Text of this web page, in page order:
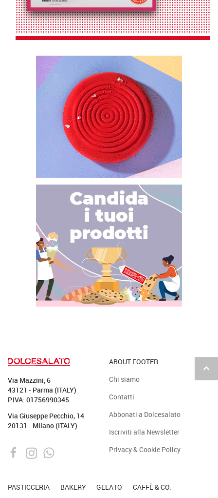
keyboard_arrow_up
Via Mazzini, 6
43121 - Parma (ITALY)
P.IVA: 01756990345
Via Giuseppe Pecchio, 14
20131 - Milano (ITALY)
ABOUT FOOTER
Chi siamo
Contatti
Abbonati a Dolcesalato
Iscriviti alla Newsletter
Privacy & Cookie Policy
PASTICCERIA BAKERY GELATO CAFFÈ & CO.